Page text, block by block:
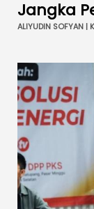
Jangka
ALIYUDIN SOFYAN